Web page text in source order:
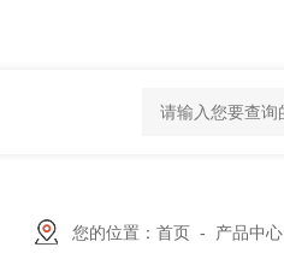
您的位置： 首页 - 产品中心